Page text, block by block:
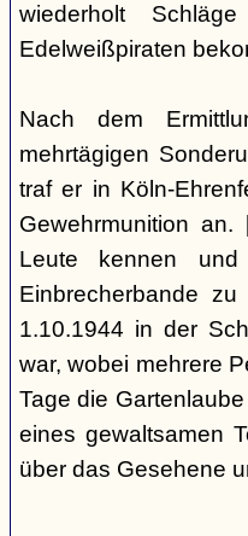
wiederholt
Edelweißpiraten
Nach dem
mehrtägigen
traf er in Köln-
Gewehrmunition
Leute kennen
Einbrecherbande
1.10.1944 in der
war, wobei mehrere
Tage die
eines gewaltsamen
über das Gesehene